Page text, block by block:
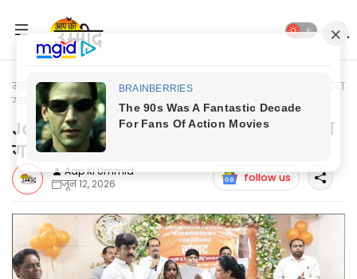
मुख्यपृष्ठ Jaunpur News
Jaunpur News: उत्कृष्ट कार्यों के लिये दिया
गया प्रशस्ति पत्र
Jaunpur News: उत्कृष्ट कार्यों के लिये दिया
गया प्रशस्ति पत्र
Aap Ki Ummid
जून 12, 2026
follow us